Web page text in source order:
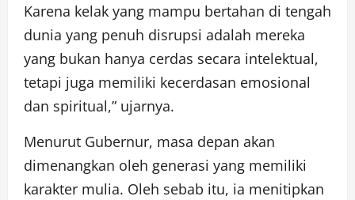
Karena kelak yang mampu bertahan di tengah
dunia yang penuh disrupsi adalah mereka
yang bukan hanya cerdas secara intelektual,
tetapi juga memiliki kecerdasan emosional
dan spiritual,” ujarnya.
Menurut Gubernur, masa depan akan
dimenangkan oleh generasi yang memiliki
karakter mulia. Oleh sebab itu, ia menitipkan